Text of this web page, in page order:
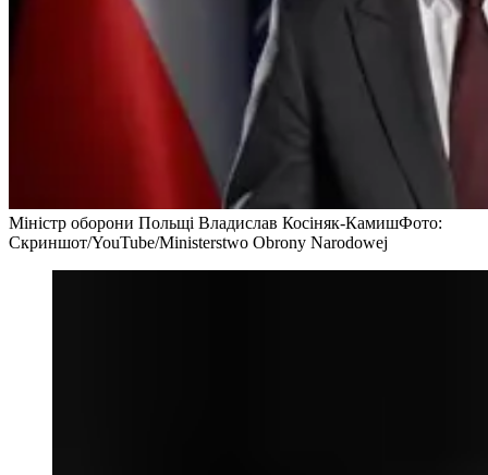
Міністр оборони Польщі Владислав Косіняк-КамишФото:
Скриншот/YouTube/Ministerstwo Obrony Narodowej